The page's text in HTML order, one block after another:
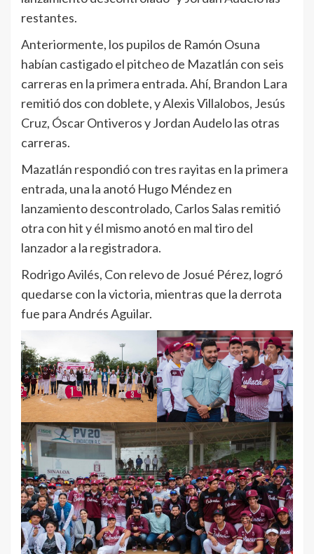
restantes.
Anteriormente, los pupilos de Ramón Osuna
habían castigado el pitcheo de Mazatlán con seis
carreras en la primera entrada. Ahí, Brandon Lara
remitió dos con doblete, y Alexis Villalobos, Jesús
Cruz, Óscar Ontiveros y Jordan Audelo las otras
carreras.
Mazatlán respondió con tres rayitas en la primera
entrada, una la anotó Hugo Méndez en
lanzamiento descontrolado, Carlos Salas remitió
otra con hit y él mismo anotó en mal tiro del
lanzador a la registradora.
Rodrigo Avilés, Con relevo de Josué Pérez, logró
quedarse con la victoria, mientras que la derrota
fue para Andrés Aguilar.